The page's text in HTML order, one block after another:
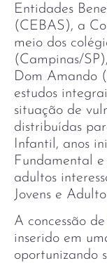
Entidades
(CEBAS), a
meio dos
(Campinas/
Dom Amando
estudos
situação de
distribuídas
Infantil, anos
Fundamental
adultos
Jovens e
A concessão
inserido em
oportunizando